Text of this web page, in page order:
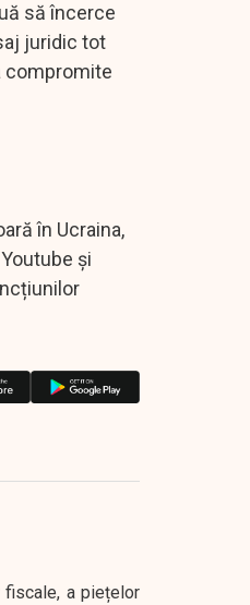
să încerce
juridic tot
compromite
în Ucraina,
și
fiscale, a piețelor